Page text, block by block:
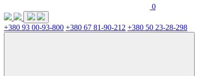
0
+380 93 00-93-800 +380 67 81-90-212 +380 50 23-28-298